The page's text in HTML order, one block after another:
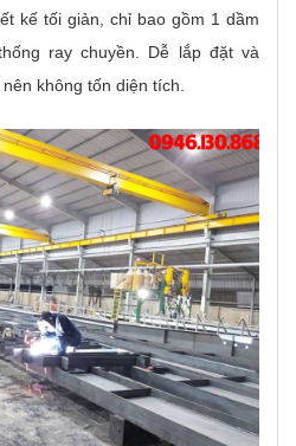
kế tối giản, chỉ bao gồm 1 dầm
ray chuyền. Dễ lắp đặt và
không tốn diện tích.